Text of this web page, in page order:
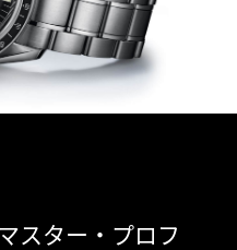
スター・プロフ